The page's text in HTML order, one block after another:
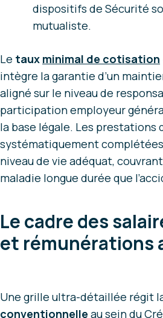
dispositifs de Sécurité
mutualiste.
Le taux minimal de cotisation
intègre la garantie d’un
aligné sur le niveau de
participation employeur
la base légale. Les prestations
systématiquement
niveau de vie adéquat,
maladie longue durée que
Le cadre des
et rémunérations
Une grille ultra-détaillée régit
conventionnelle au sein du